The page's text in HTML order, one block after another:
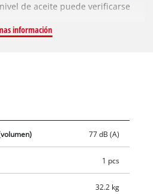
de aceite puede verificarse
de trabajo de hasta 10 bares
en el manómetro de gran
presión de caldera no regulada
y un acoplamiento
drenaje para la purga del
conveniente. La
información
77 dB (A)
1 pcs
32.2 kg